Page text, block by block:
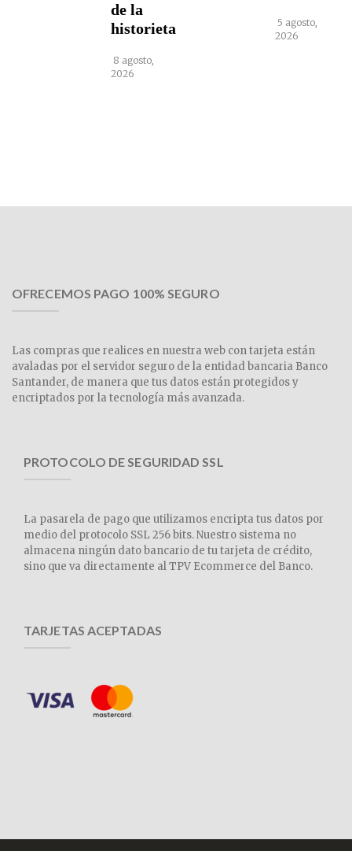
de la
historieta
8 agosto,
2026
5 agosto,
2026
OFRECEMOS PAGO 100% SEGURO
Las compras que realices en nuestra web con tarjeta están
avaladas por el servidor seguro de la entidad bancaria Banco
Santander, de manera que tus datos están protegidos y
encriptados por la tecnología más avanzada.
PROTOCOLO DE SEGURIDAD SSL
La pasarela de pago que utilizamos encripta tus datos por
medio del protocolo SSL 256 bits. Nuestro sistema no
almacena ningún dato bancario de tu tarjeta de crédito,
sino que va directamente al TPV Ecommerce del Banco.
TARJETAS ACEPTADAS